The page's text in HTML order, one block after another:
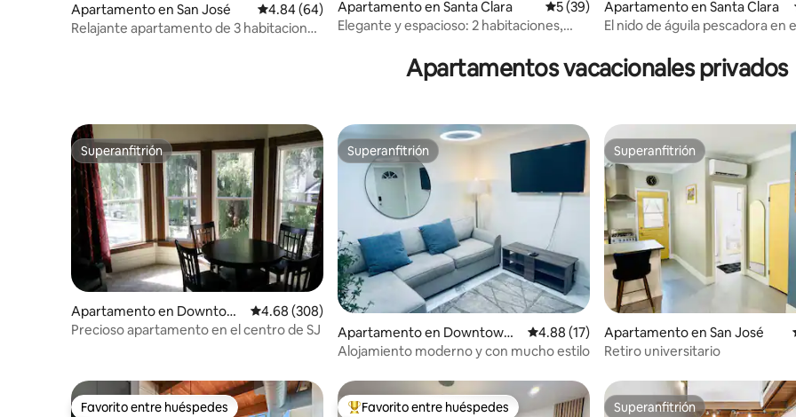
Apartamento en San José Calificación promedio: 4.84 de 5, 64 reseñas
4.84 (64)
Relajante apartamento de 3 habitaciones
Apartamento en Santa Clara Calificación promedio: 5 de 5, 39 reseñas
5 (39)
Elegante y espacioso: 2 habitaciones,
Apartamento en Santa Clara
El nido de águila pescadora en
Apartamentos vacacionales privados
Superanfitrión
Superanfitrión
Apartamento en Downtow
n San Jose
Calificación promedio: 4.68 de 5, 308 reseñas
4.68 (308)
Precioso apartamento en el centro de SJ
Superanfitrión
Superanfitrión
Apartamento en Downtown
San Jose
Calificación promedio: 4.88 de 5, 17 reseñas
4.88 (17)
Alojamiento moderno y con mucho estilo
Superanfitrión
Superanfitrión
Apartamento en San José
Retiro universitario
Favorito entre huéspedes Favorito entre huéspedes Superanfitrión